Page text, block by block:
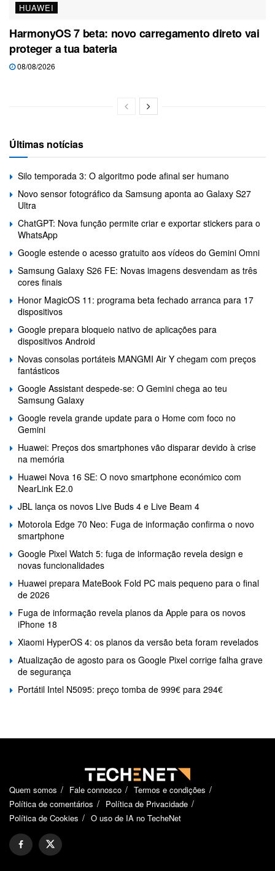
HUAWEI
HarmonyOS 7 beta: novo carregamento direto vai
proteger a tua bateria
08/08/2026
Últimas notícias
Silo temporada 3: O algoritmo pode afinal ser humano
Novo sensor fotográfico da Samsung aponta ao Galaxy S27
Ultra
ChatGPT: Nova função permite criar e exportar stickers para o
WhatsApp
Google estende o acesso gratuito aos vídeos do Gemini Omni
Samsung Galaxy S26 FE: Novas imagens desvendam as três
cores finais
Honor MagicOS 11: programa beta fechado arranca para 17
dispositivos
Google prepara bloqueio nativo de aplicações para
dispositivos Android
Novas consolas portáteis MANGMI Air Y chegam com preços
fantásticos
Google Assistant despede-se: O Gemini chega ao teu
Samsung Galaxy
Google revela grande update para o Home com foco no
Gemini
Huawei: Preços dos smartphones vão disparar devido à crise
na memória
Huawei Nova 16 SE: O novo smartphone económico com
NearLink E2.0
JBL lança os novos Live Buds 4 e Live Beam 4
Motorola Edge 70 Neo: Fuga de informação confirma o novo
smartphone
Google Pixel Watch 5: fuga de informação revela design e
novas funcionalidades
Huawei prepara MateBook Fold PC mais pequeno para o final
de 2026
Fuga de informação revela planos da Apple para os novos
iPhone 18
Xiaomi HyperOS 4: os planos da versão beta foram revelados
Atualização de agosto para os Google Pixel corrige falha grave
de segurança
Portátil Intel N5095: preço tomba de 999€ para 294€
Quem somos Fale connosco
Termos e condições
Política de comentários
Política de Privacidade
Política de Cookies
O uso de IA no TecheNet